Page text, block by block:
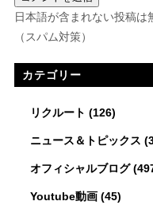
日本語が含まれない投稿は
（スパム対策）
カテゴリー
リクルート (126)
ニュース＆トピックス
オフィシャルブログ
Youtube動画(45)